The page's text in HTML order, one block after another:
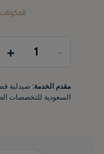
-
1
+
مقدم الخدمة: صيدلية
السعودية للتخصصات الصحية –